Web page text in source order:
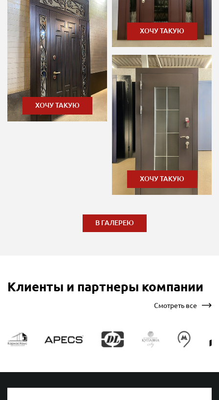
ХОЧУ ТАКУЮ
ХОЧУ ТАКУЮ
ХОЧУ ТАКУЮ
В ГАЛЕРЕЮ
Клиенты и партнеры компании
Смотреть все